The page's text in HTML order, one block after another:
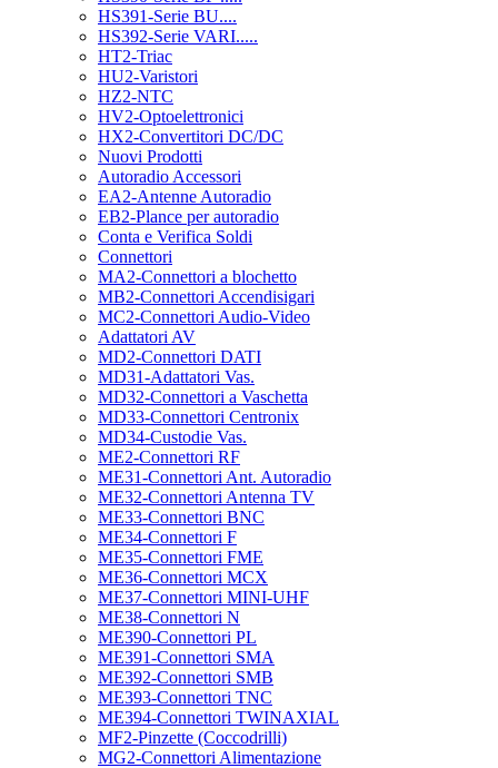
HS391-Serie BU....
HS392-Serie VARI.....
HT2-Triac
HU2-Varistori
HZ2-NTC
HV2-Optoelettronici
HX2-Convertitori DC/DC
Nuovi Prodotti
Autoradio Accessori
EA2-Antenne Autoradio
EB2-Plance per autoradio
Conta e Verifica Soldi
Connettori
MA2-Connettori a blochetto
MB2-Connettori Accendisigari
MC2-Connettori Audio-Video
Adattatori AV
MD2-Connettori DATI
MD31-Adattatori Vas.
MD32-Connettori a Vaschetta
MD33-Connettori Centronix
MD34-Custodie Vas.
ME2-Connettori RF
ME31-Connettori Ant. Autoradio
ME32-Connettori Antenna TV
ME33-Connettori BNC
ME34-Connettori F
ME35-Connettori FME
ME36-Connettori MCX
ME37-Connettori MINI-UHF
ME38-Connettori N
ME390-Connettori PL
ME391-Connettori SMA
ME392-Connettori SMB
ME393-Connettori TNC
ME394-Connettori TWINAXIAL
MF2-Pinzette (Coccodrilli)
MG2-Connettori Alimentazione